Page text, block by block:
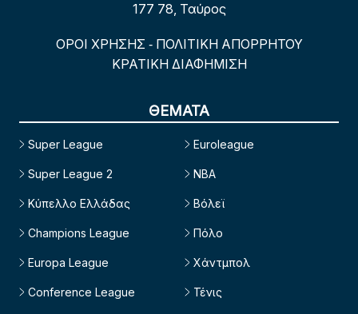
177 78, Ταύρος
ΟΡΟΙ ΧΡΗΣΗΣ - ΠΟΛΙΤΙΚΗ ΑΠΟΡΡΗΤΟΥ
ΚΡΑΤΙΚΗ ΔΙΑΦΗΜΙΣΗ
ΘΕΜΑΤΑ
Super League
Super League 2
Κύπελλο Ελλάδας
Champions League
Europa League
Conference League
Euroleague
NBA
Βόλεϊ
Πόλο
Χάντμπολ
Τένις